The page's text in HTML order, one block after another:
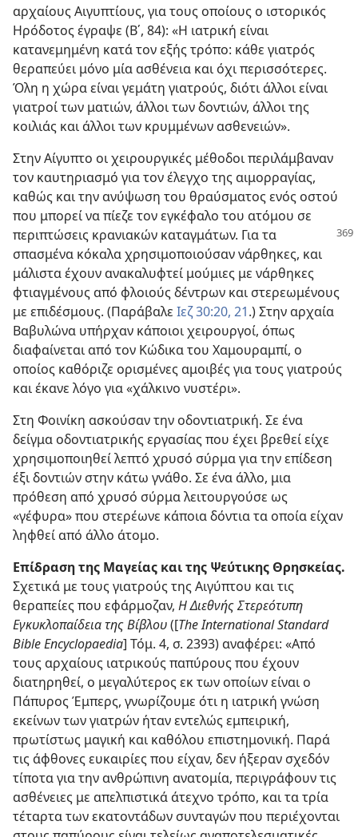
αρχαίους Αιγυπτίους, για τους οποίους ο ιστορικός
Ηρόδοτος έγραψε (Β΄, 84): «Η ιατρική είναι
κατανεμημένη κατά τον εξής τρόπο: κάθε γιατρός
θεραπεύει μόνο μία ασθένεια και όχι περισσότερες.
Όλη η χώρα είναι γεμάτη γιατρούς, διότι άλλοι είναι
γιατροί των ματιών, άλλοι των δοντιών, άλλοι της
κοιλιάς και άλλοι των κρυμμένων ασθενειών».
Στην Αίγυπτο οι χειρουργικές μέθοδοι περιλάμβαναν
τον καυτηριασμό για τον έλεγχο της αιμορραγίας,
καθώς και την ανύψωση του θραύσματος ενός οστού
που μπορεί να πίεζε τον εγκέφαλο του ατόμου σε
περιπτώσεις κρανιακών καταγμάτων. Γιατα
σπασμένα κόκαλα χρησιμοποιούσαν νάρθηκες, και
μάλιστα έχουν ανακαλυφτεί μούμιες με νάρθηκες
φτιαγμένους από φλοιούς δέντρων και στερεωμένους
με επιδέσμους. (Παράβαλε Ιεζ 30:20, 21.) Στην αρχαία
Βαβυλώνα υπήρχαν κάποιοι χειρουργοί, όπως
διαφαίνεται από τον Κώδικα του Χαμουραμπί, ο
οποίος καθόριζε ορισμένες αμοιβές για τους γιατρούς
και έκανε λόγο για «χάλκινο νυστέρι».
Στη Φοινίκη ασκούσαν την οδοντιατρική. Σε ένα
δείγμα οδοντιατρικής εργασίας που έχει βρεθεί είχε
χρησιμοποιηθεί λεπτό χρυσό σύρμα για την επίδεση
έξι δοντιών στην κάτω γνάθο. Σε ένα άλλο, μια
πρόθεση από χρυσό σύρμα λειτουργούσε ως
«γέφυρα» που στερέωνε κάποια δόντια τα οποία είχαν
ληφθεί από άλλο άτομο.
Επίδραση της Μαγείας και της Ψεύτικης Θρησκείας.
Σχετικά με τους γιατρούς της Αιγύπτου και τις
θεραπείες που εφάρμοζαν, Η Διεθνής Στερεότυπη
Εγκυκλοπαίδεια της Βίβλου([The International Standard
Bible Encyclopaedia] Τόμ. 4, σ. 2393) αναφέρει: «Από
τους αρχαίους ιατρικούς παπύρους που έχουν
διατηρηθεί, ο μεγαλύτερος εκ των οποίων είναι ο
Πάπυρος Έμπερς, γνωρίζουμε ότι η ιατρική γνώση
εκείνων των γιατρών ήταν εντελώς εμπειρική,
πρωτίστως μαγική και καθόλου επιστημονική. Παρά
τις άφθονες ευκαιρίες που είχαν, δεν ήξεραν σχεδόν
τίποτα για την ανθρώπινη ανατομία, περιγράφουν τις
ασθένειες με απελπιστικά άτεχνο τρόπο, και τα τρία
τέταρτα των εκατοντάδων συνταγών που περιέχονται